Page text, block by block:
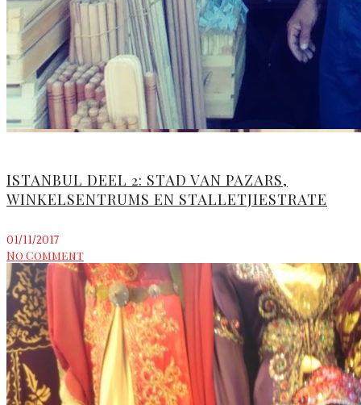
ISTANBUL DEEL 2: STAD VAN PAZARS,
WINKELSENTRUMS EN STALLETJIESTRATE
01/11/2017
No Comment